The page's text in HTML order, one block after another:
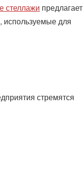
стеллажи предлагает
используемые для
стремятся